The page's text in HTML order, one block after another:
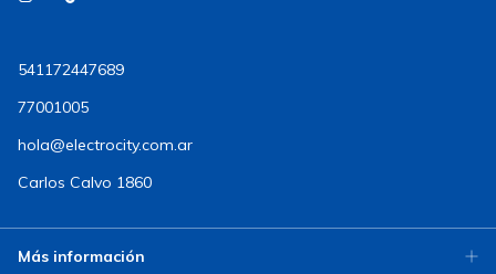
541172447689
77001005
hola@electrocity.com.ar
Carlos Calvo 1860
Más información